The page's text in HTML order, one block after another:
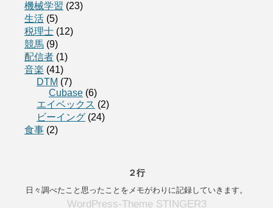
機械学習 (23)
生活 (5)
税理士 (12)
競馬 (9)
配信者 (1)
音楽 (41)
DTM (7)
Cubase (6)
エイベックス (2)
ビーイング (24)
食事 (2)
２行
日々調べたこと思ったことをメモがわりに記録していきます。
WordPress-Theme STINGER3